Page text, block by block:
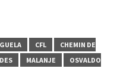
CFL
CHEMIN DE
MALANJE
OSVALDO